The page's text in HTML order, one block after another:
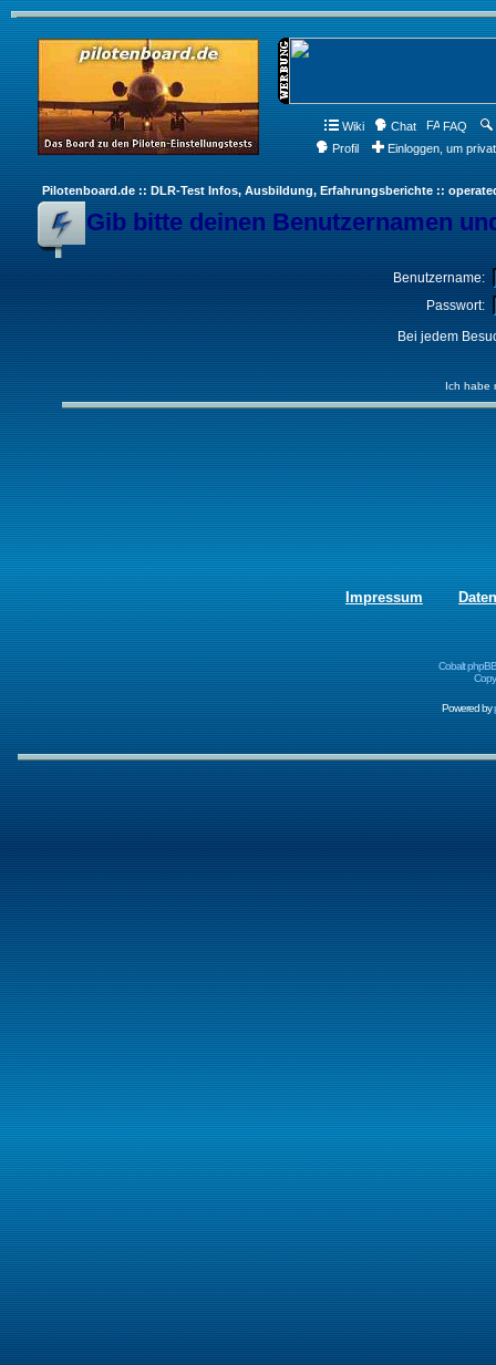
Wiki Chat FAQ
Profil
Einloggen, um
Pilotenboard.de :: DLR-Test Infos, Ausbildung, Erfahrungsberichte ::
Gib bitte deinen Benutzernamen
Benutzername:
Passwort:
Bei jedem
Ich habe
Impressum
Cobalt
Powered by